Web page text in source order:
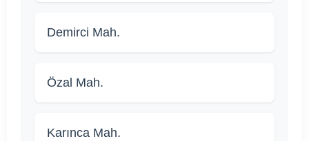
Demirci Mah.
Özal Mah.
Karınca Mah.